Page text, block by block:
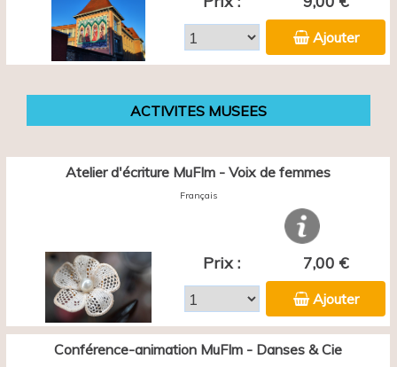
Ajouter
ACTIVITES MUSEES
Atelier d'écriture MuFIm - Voix de femmes
Français
Prix : 7,00 €
Ajouter
Conférence-animation MuFIm - Danses & Cie